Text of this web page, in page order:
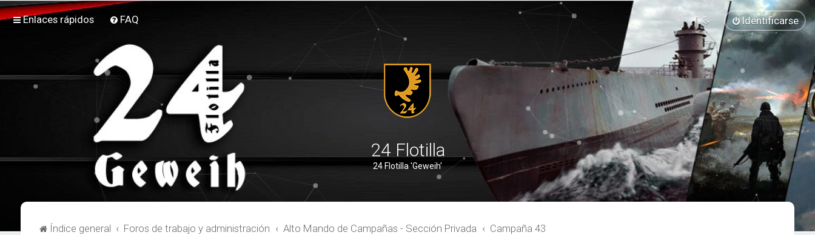
Enlaces rápidos FAQ Identificarse
24 Flotilla
24 Flotilla 'Geweih'
Índice general Foros de trabajo y administración Alto Mando de Campañas - Sección Privada Campaña 43